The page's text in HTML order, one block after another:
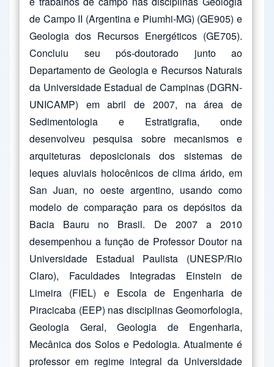
de Campo II (Argentina e Piumhi-MG) (GE905) e
Geologia dos Recursos Energéticos (GE705).
Concluiu seu pós-doutorado junto ao
Departamento de Geologia e Recursos Naturais
da Universidade Estadual de Campinas (DGRN-
UNICAMP) em abril de 2007, na área de
Sedimentologia e Estratigrafia, onde
desenvolveu pesquisa sobre mecanismos e
arquiteturas deposicionais dos sistemas de
leques aluviais holocênicos de clima árido, em
San Juan, no oeste argentino, usando como
modelo de comparação para os depósitos da
Bacia Bauru no Brasil. De 2007 a 2010
desempenhou a função de Professor Doutor na
Universidade Estadual Paulista (UNESP/Rio
Claro), Faculdades Integradas Einstein de
Limeira (FIEL) e Escola de Engenharia de
Piracicaba (EEP) nas disciplinas Geomorfologia,
Geologia Geral, Geologia de Engenharia,
Mecânica dos Solos e Pedologia. Atualmente é
professor em regime integral da Universidade